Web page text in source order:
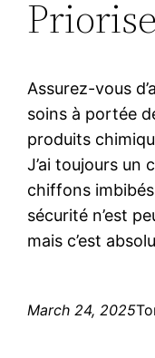
Assurez-vous
soins à portée
produits
J’ai toujours un
chiffons imbibés
sécurité n’est
mais c’est
March 24, 2025